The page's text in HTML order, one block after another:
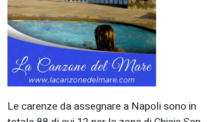
Le carenze da assegnare a Napoli sono in